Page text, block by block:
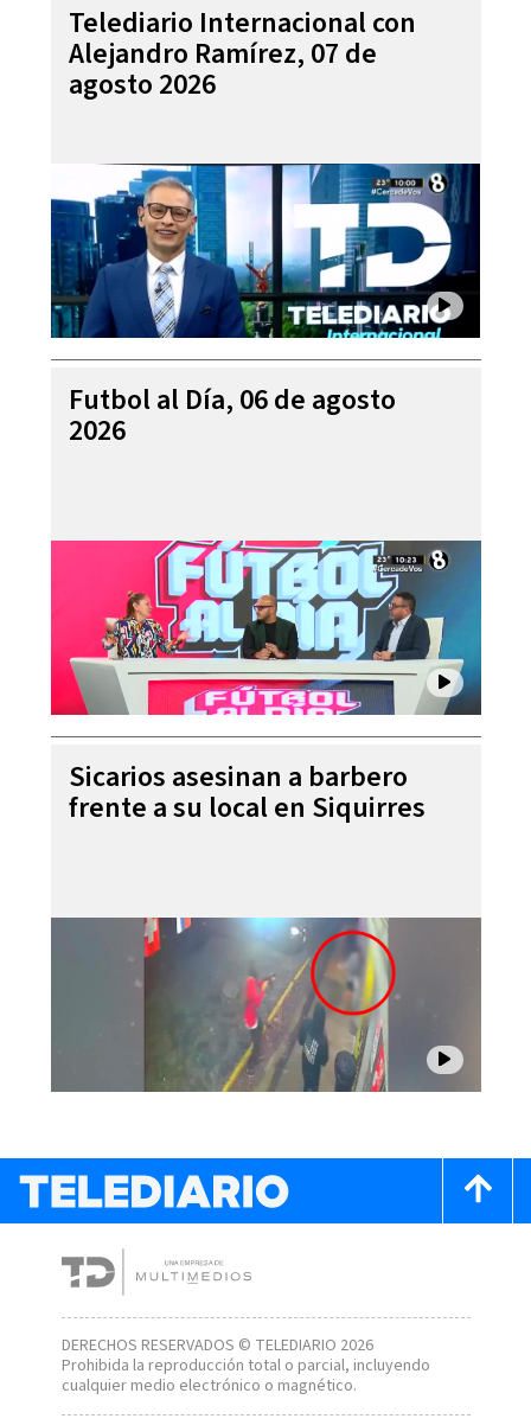
Telediario Internacional con
Alejandro Ramírez, 07 de
agosto 2026
Futbol al Día, 06 de agosto
2026
Sicarios asesinan a barbero
frente a su local en Siquirres
DERECHOS RESERVADOS © TELEDIARIO 2026
Prohibida la reproducción total o parcial, incluyendo
cualquier medio electrónico o magnético.